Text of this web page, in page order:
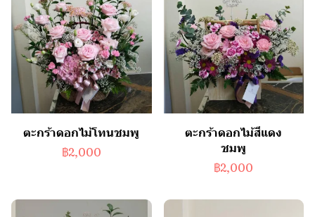
ตะกร้าดอกไม้โทนชมพู
฿2,000
ตะกร้าดอกไม้สีแดง
ชมพู
฿2,000